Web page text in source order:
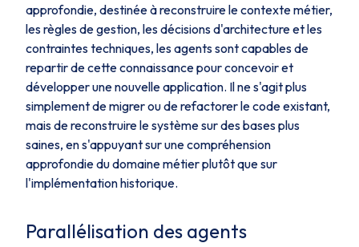
approfondie, destinée à reconstruire le contexte métier,
les règles de gestion, les décisions d'architecture et les
contraintes techniques, les agents sont capables de
repartir de cette connaissance pour concevoir et
développer une nouvelle application. Il ne s'agit plus
simplement de migrer ou de refactorer le code existant,
mais de reconstruire le système sur des bases plus
saines, en s'appuyant sur une compréhension
approfondie du domaine métier plutôt que sur
l'implémentation historique.
Parallélisation des agents